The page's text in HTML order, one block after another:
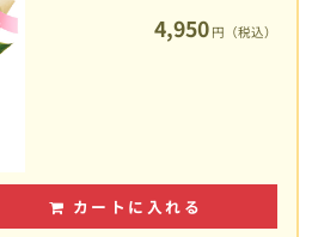
4,950 円（税込）
カートに入れる